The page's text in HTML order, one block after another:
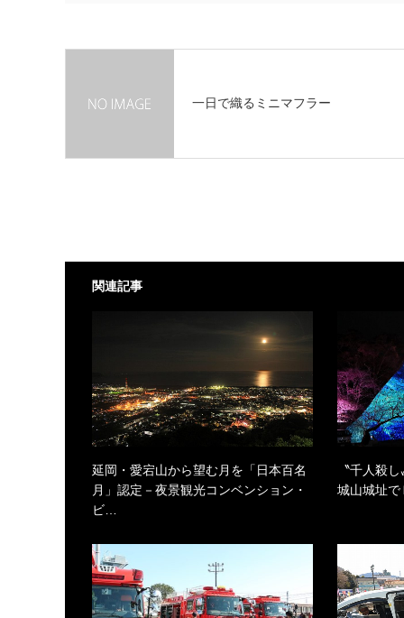
一日で織るミニマフラー
関連記事
延岡・愛宕山から望む月を「日本百名
月」認定－夜景観光コンベンション・
ビ…
〝千人殺
城山城址で